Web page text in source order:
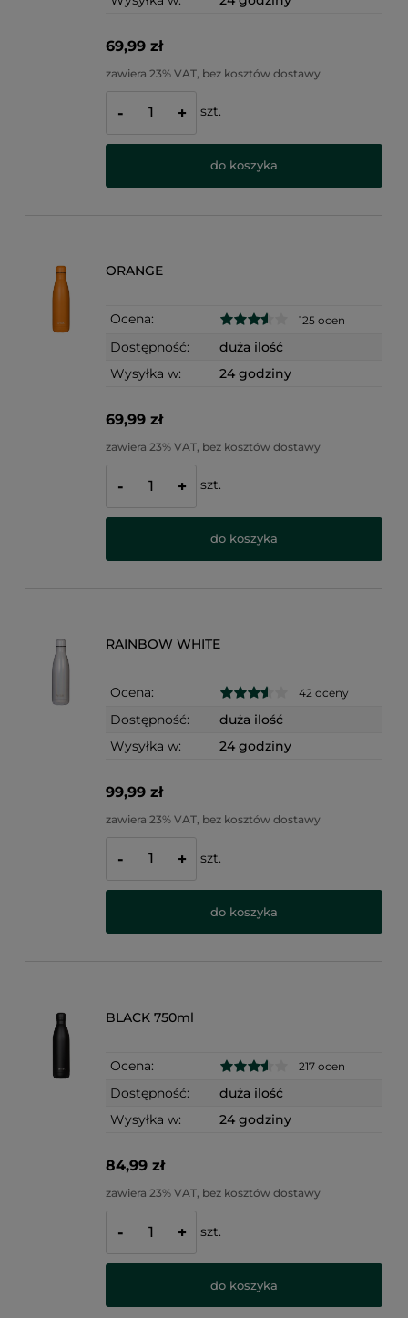
69,99 zł
zawiera 23% VAT, bez kosztów dostawy
- + szt.
do koszyka
ORANGE
Ocena: 125 ocen
Dostępność:
duża ilość
Wysyłka w:
24 godziny
69,99 zł
zawiera 23% VAT, bez kosztów dostawy
- + szt.
do koszyka
RAINBOW WHITE
Ocena: 42 oceny
Dostępność:
duża ilość
Wysyłka w:
24 godziny
99,99 zł
zawiera 23% VAT, bez kosztów dostawy
- + szt.
do koszyka
BLACK 750ml
Ocena: 217 ocen
Dostępność:
duża ilość
Wysyłka w:
24 godziny
84,99 zł
zawiera 23% VAT, bez kosztów dostawy
- + szt.
do koszyka